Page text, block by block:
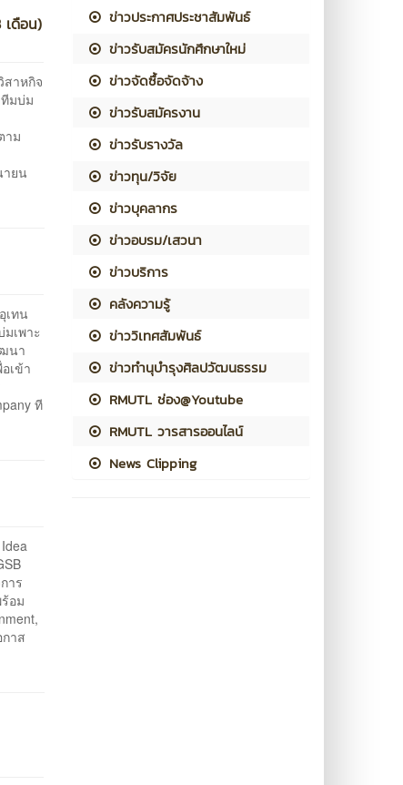
เดือน)
สาหกิจ
มบ่ม
าม
ายน
เทน
เพาะ
นา
เข้า
ที
าร
อม
าส
ข่าวประกาศประชาสัมพันธ์
ข่าวรับสมัครนักศึกษาใหม่
ข่าวจัดซื้อจัดจ้าง
ข่าวรับสมัครงาน
ข่าวรับรางวัล
ข่าวทุน/วิจัย
ข่าวบุคลากร
ข่าวอบรม/เสวนา
ข่าวบริการ
คลังความรู้
ข่าววิเทศสัมพันธ์
ข่าวทำนุบำรุงศิลปวัฒนธรรม
RMUTL ช่อง@Youtube
RMUTL วารสารออนไลน์
News Clipping